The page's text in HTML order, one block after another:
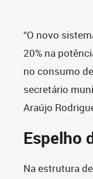
“O novo
20% na
no consumo
secretário
Araújo
Espelho
Na estrutura